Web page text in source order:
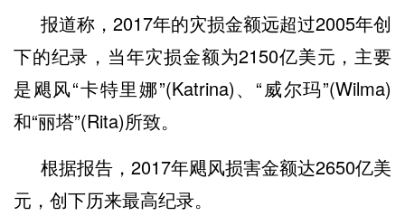
报道称，2017年的灾损金额远超过2005年创
下的纪录，当年灾损金额为2150亿美元，主要
是飓风“卡特里娜”(Katrina)、“威尔玛”(Wilma)
和“丽塔”(Rita)所致。
根据报告，2017年飓风损害金额达2650亿美
元，创下历来最高纪录。